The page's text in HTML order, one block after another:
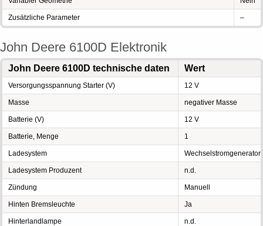
Zusätzliche Parameter –
John Deere 6100D Elektronik
John Deere 6100D technische daten Wert
Versorgungsspannung Starter (V) 12 V
Masse negativer Masse
Batterie (V) 12 V
Batterie, Menge 1
Ladesystem Wechselstromgenerator
Ladesystem Produzent n.d.
Zündung Manuell
Hinten Bremsleuchte Ja
Hinterlandlampe n.d.